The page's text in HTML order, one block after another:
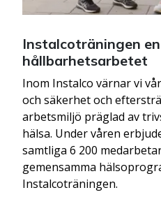
Instalcoträningen
hållbarhetsarbetet
Inom Instalco värnar vi
och säkerhet och
arbetsmiljö präglad av
hälsa. Under våren
samtliga 6 200
gemensamma
Instalcoträningen.